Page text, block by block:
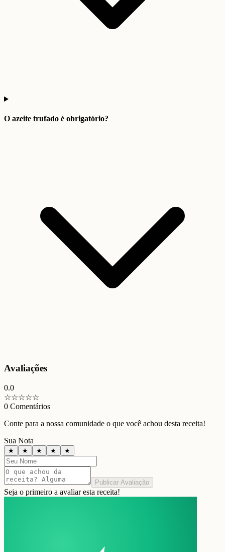
O azeite trufado é obrigatório?
Avaliações
0.0
☆☆☆☆☆
0 Comentários
Conte para a nossa comunidade o que você achou desta receita!
Sua Nota
★ ★ ★ ★ ★
Publicar Avaliação
Seja o primeiro a avaliar esta receita!